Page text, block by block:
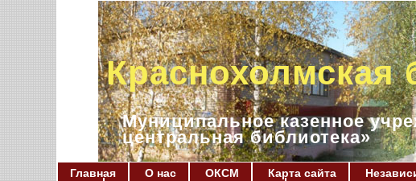
Краснохолмская
Муниципальное казенное
центральная библиотека»
Главная О нас ОКСМ Карта сайта